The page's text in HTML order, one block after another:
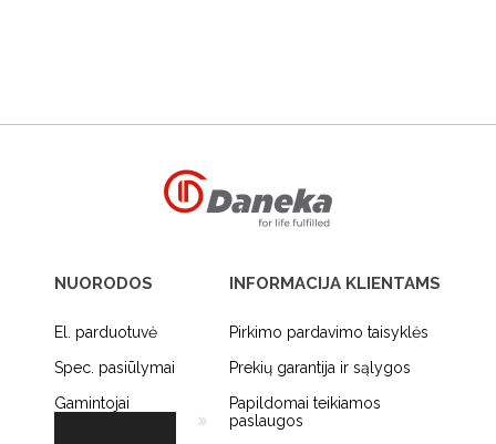
NUORODOS
El. parduotuvė
Spec. pasiūlymai
Gamintojai
INFORMACIJA KLIENTAMS
Pirkimo pardavimo taisyklės
Prekių garantija ir sąlygos
Papildomai teikiamos
paslaugos